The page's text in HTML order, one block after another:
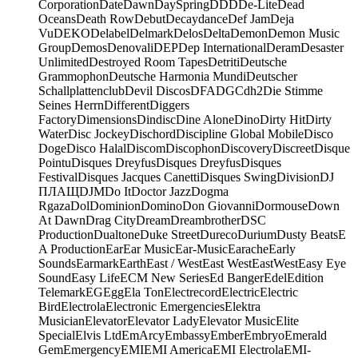
CorporationDateDawnDaySpringDDDDe-LiteDead
OceansDeath RowDebutDecaydanceDef JamDeja
VuDEKODelabelDelmarkDelosDeltaDemonDemon Music
GroupDemosDenovaliDEPDep InternationalDeramDesaster
UnlimitedDestroyed Room TapesDetritiDeutsche
GrammophonDeutsche Harmonia MundiDeutscher
SchallplattenclubDevil DiscosDFADGCdh2Die Stimme
Seines HerrnDifferentDiggers
FactoryDimensionsDindiscDine AloneDinoDirty HitDirty
WaterDisc JockeyDischordDiscipline Global MobileDisco
DogeDisco HalalDiscomDiscophonDiscoveryDiscreetDisque
PointuDisques DreyfusDisques DreyfusDisques
FestivalDisques Jacques CanettiDisques SwingDivisionDJ
ПЛАЩDJMDo ItDoctor JazzDogma
RgazaDolDominionDominoDon GiovanniDormouseDown
At DawnDrag CityDreamDreambrotherDSC
ProductionDualtoneDuke StreetDurecoDuriumDusty BeatsE
A ProductionEarEar MusicEar-MusicEaracheEarly
SoundsEarmarkEarthEast / WestEast WestEastWestEasy Eye
SoundEasy LifeECM New SeriesEd BangerEdelEdition
TelemarkEGEggEla TonElectrecordElectricElectric
BirdElectrolaElectronic EmergenciesElektra
MusicianElevatorElevator LadyElevator MusicElite
SpecialElvis LtdEmArcyEmbassyEmberEmbryoEmerald
GemEmergencyEMIEMI AmericaEMI ElectrolaEMI-